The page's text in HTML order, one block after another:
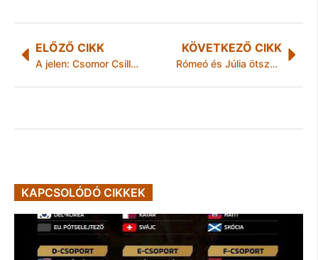
ELŐZŐ CIKK
A jelen: Csomor Csilla és Kisfalvi Krisztina riportja!
KÖVETKEZŐ CIKK
Rómeó és Júlia ötszázadszor
KAPCSOLÓDÓ CIKKEK